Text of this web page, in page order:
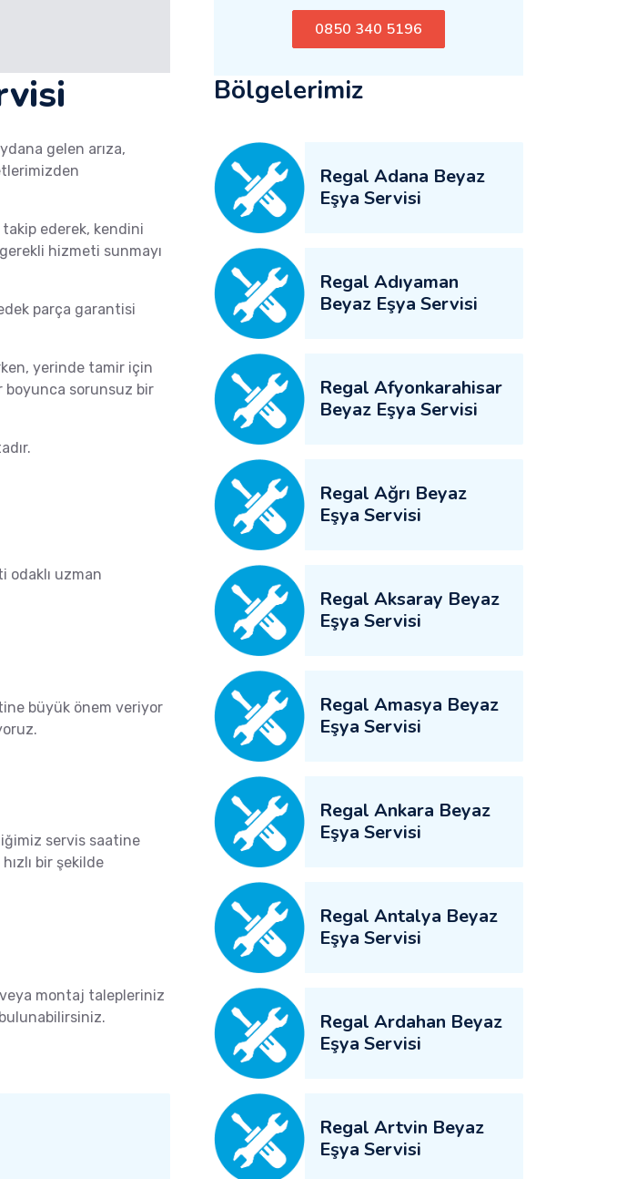
gelen arıza,
ederek, kendini
hizmeti sunmayı
parça garantisi
yerinde tamir için
boyunca sorunsuz bir
odaklı uzman
büyük önem veriyor
servis saatine
bir şekilde
veya montaj talepleriniz
0850 340 5196
Bölgelerimiz
Regal Adana Beyaz
Eşya Servisi
Regal Adıyaman
Beyaz Eşya Servisi
Regal Afyonkarahisar
Beyaz Eşya Servisi
Regal Ağrı Beyaz
Eşya Servisi
Regal Aksaray Beyaz
Eşya Servisi
Regal Amasya Beyaz
Eşya Servisi
Regal Ankara Beyaz
Eşya Servisi
Regal Antalya Beyaz
Eşya Servisi
Regal Ardahan Beyaz
Eşya Servisi
Regal Artvin Beyaz
Eşya Servisi